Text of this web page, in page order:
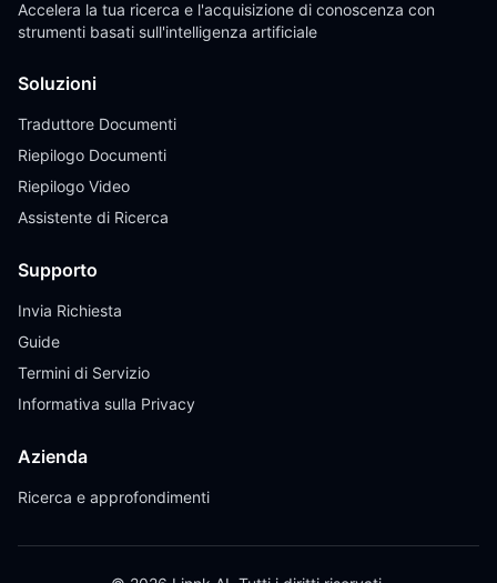
Accelera la tua ricerca e l'acquisizione di conoscenza con
strumenti basati sull'intelligenza artificiale
Soluzioni
Traduttore Documenti
Riepilogo Documenti
Riepilogo Video
Assistente di Ricerca
Supporto
Invia Richiesta
Guide
Termini di Servizio
Informativa sulla Privacy
Azienda
Ricerca e approfondimenti